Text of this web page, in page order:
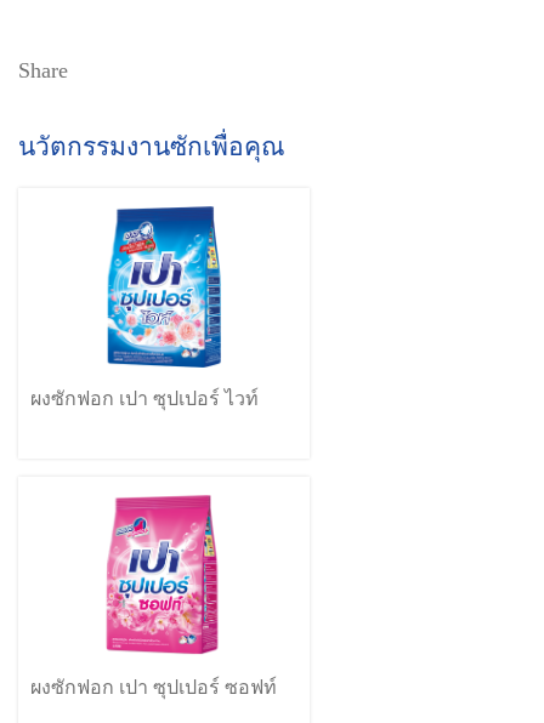
Share
นวัตกรรมงานซักเพื่อคุณ
ผงซักฟอก เปา ซุปเปอร์ ไวท์
ผงซักฟอก เปา ซุปเปอร์ ซอฟท์